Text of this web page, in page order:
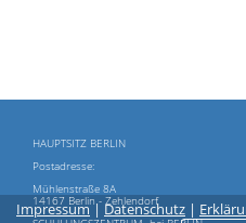
HAUPTSITZ BERLIN
Postadresse:
Mühlenstraße 8A
14167 Berlin - Zehlendorf
Impressum| Datenschutz |